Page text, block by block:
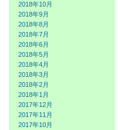
2018年10月
2018年9月
2018年8月
2018年7月
2018年6月
2018年5月
2018年4月
2018年3月
2018年2月
2018年1月
2017年12月
2017年11月
2017年10月